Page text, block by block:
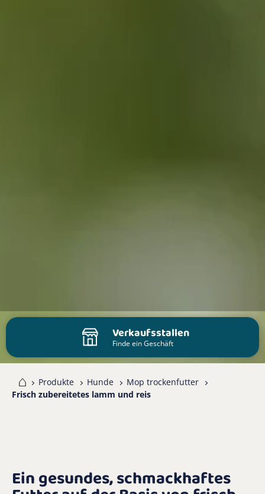
Verkaufsstallen
Finde ein Geschäft
Produkte Hunde
Mop trockenfutter
Frisch zubereitetes lamm und reis
Ein gesundes, schmackhaftes